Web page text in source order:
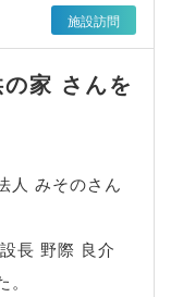
施設訪問
の家 さんを
人 みそのさん
長 野際 良介